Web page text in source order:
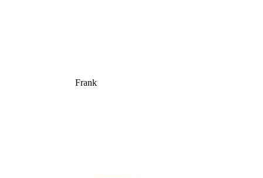
Frank